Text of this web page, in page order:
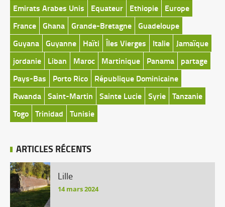
Emirats Arabes Unis
Equateur Ethiopie
Europe
France Ghana Grande-Bretagne Guadeloupe
Guyana Guyanne Haïti Îles Vierges Italie
Jamaïque
jordanie
Liban Maroc Martinique Panama
partage
Pays-Bas
Porto Rico
République Dominicaine
Rwanda Saint-Martin Sainte Lucie Syrie Tanzanie
Togo Trinidad Tunisie
ARTICLES RÉCENTS
Lille
14 mars 2024